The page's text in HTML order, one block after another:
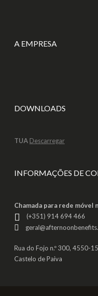
A EMPRESA
DOWNLOADS
TUA Descarregar
INFORMAÇÕES DE
Chamada para rede móvel
(+351) 914 694 466
Rua do Fojo n.º 300, 4550-
Castelo de Paiva